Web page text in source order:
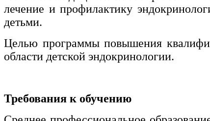
искусств
Управление в технических системах
Ветеринария и зоотехника
лечение и профилактику
детьми.
Целью программы повышения
области детской эндокринологии.
Требования к обучению